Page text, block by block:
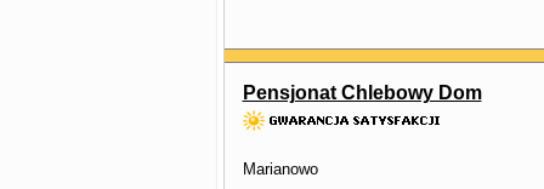
Pensjonat Chlebowy Dom
Marianowo